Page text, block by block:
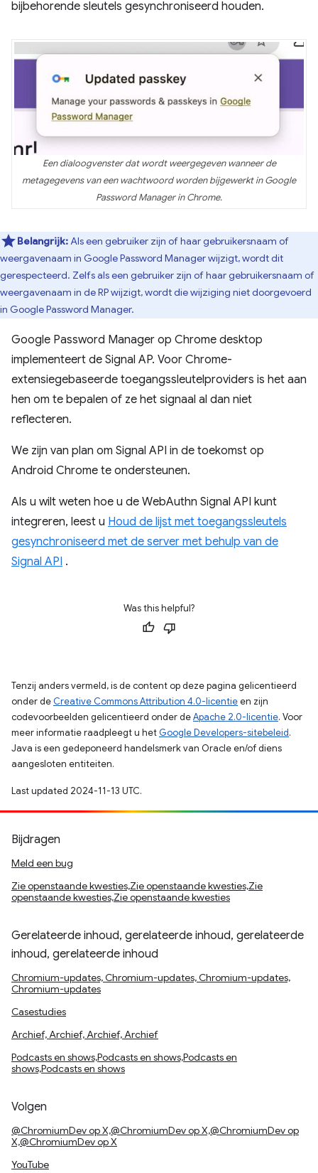
bijbehorende sleutels gesynchroniseerd houden.
Een dialoogvenster dat wordt weergegeven wanneer de
metagegevens van een wachtwoord worden bijgewerkt in Google
Password Manager in Chrome.
Belangrijk:Als een gebruiker zijn of haar gebruikersnaam of
weergavenaam in Google Password Manager wijzigt, wordt dit
gerespecteerd. Zelfs als een gebruiker zijn of haar gebruikersnaam of
weergavenaam in de RP wijzigt, wordt die wijziging niet doorgevoerd
in Google Password Manager.
Google Password Manager op Chrome desktop
implementeert de Signal AP. Voor Chrome-
extensiegebaseerde toegangssleutelproviders is het aan
hen om te bepalen of ze het signaal al dan niet
reflecteren.
We zijn van plan om Signal API in de toekomst op
Android Chrome te ondersteunen.
Als u wilt weten hoe u de WebAuthn Signal API kunt
integreren, leest u Houd de lijst met toegangssleutels
gesynchroniseerd met de server met behulp van de
Signal API .
Was this helpful?
Tenzij anders vermeld, is de content op deze pagina gelicentieerd
onder de Creative Commons Attribution 4.0-licentieen zijn
codevoorbeelden gelicentieerd onder deApache 2.0-licentie. Voor
meer informatie raadpleegt u het Google Developers-sitebeleid.
Java is een gedeponeerd handelsmerk van Oracle en/of diens
aangesloten entiteiten.
Last updated 2024-11-13 UTC.
Bijdragen
Meld een bug
Zie openstaande kwesties,Zie openstaande kwesties,Zie
openstaande kwesties,Zie openstaande kwesties
Gerelateerde inhoud, gerelateerde inhoud, gerelateerde
inhoud, gerelateerde inhoud
Chromium-updates, Chromium-updates, Chromium-updates,
Chromium-updates
Casestudies
Archief, Archief, Archief, Archief
Podcasts en shows,Podcasts en shows,Podcasts en
shows,Podcasts en shows
Volgen
@ChromiumDev op X,@ChromiumDev op X,@ChromiumDev op
X,@ChromiumDev op X
YouTube